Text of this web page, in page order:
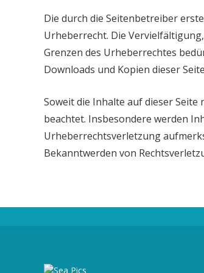
Die durch die Seitenbetreiber
Urheberrecht. Die
Grenzen des Urheberrechtes
Downloads und Kopien dieser
Soweit die Inhalte auf dieser
beachtet. Insbesondere werden
Urheberrechtsverletzung
Bekanntwerden von